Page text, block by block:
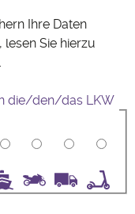
Ihre Daten
Sie hierzu
.
die/den/das LKW